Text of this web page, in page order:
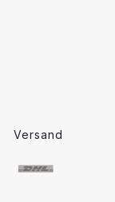
Versand